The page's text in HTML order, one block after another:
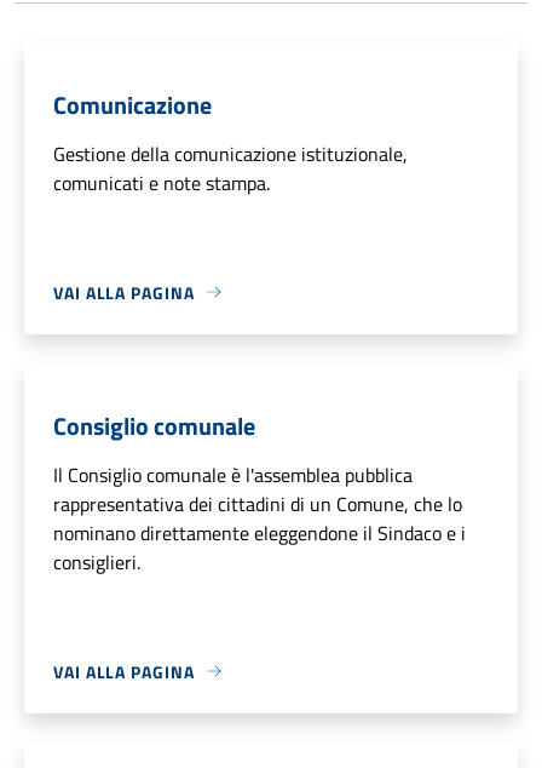
Comunicazione
Gestione della comunicazione istituzionale,
comunicati e note stampa.
VAI ALLA PAGINA
Consiglio comunale
Il Consiglio comunale è l'assemblea pubblica
rappresentativa dei cittadini di un Comune, che lo
nominano direttamente eleggendone il Sindaco e i
consiglieri.
VAI ALLA PAGINA